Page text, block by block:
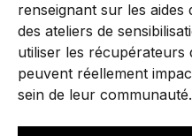
renseignant sur les
des ateliers de
utiliser les récupérateurs
peuvent réellement
sein de leur communauté.